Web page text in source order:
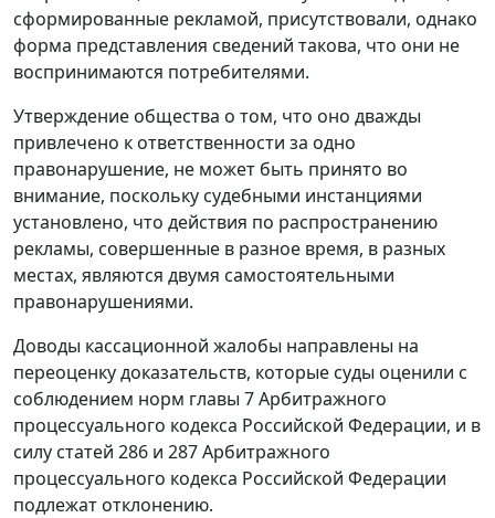
сформированные рекламой, присутствовали, однако
форма представления сведений такова, что они не
воспринимаются потребителями.
Утверждение общества о том, что оно дважды
привлечено к ответственности за одно
правонарушение, не может быть принято во
внимание, поскольку судебными инстанциями
установлено, что действия по распространению
рекламы, совершенные в разное время, в разных
местах, являются двумя самостоятельными
правонарушениями.
Доводы кассационной жалобы направлены на
переоценку доказательств, которые суды оценили с
соблюдением норм главы 7 Арбитражного
процессуального кодекса Российской Федерации, и в
силу статей 286 и 287 Арбитражного
процессуального кодекса Российской Федерации
подлежат отклонению.